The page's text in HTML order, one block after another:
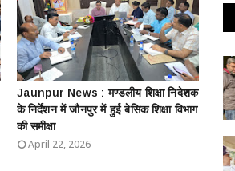
Jaunpur News : ​मण्डलीय शिक्षा निदेशक
के निर्देशन में जौनपुर में हुई बेसिक शिक्षा विभाग
की समीक्षा
April 22, 2026